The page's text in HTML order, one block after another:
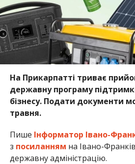
На Прикарпатті триває
державну програму
бізнесу. Подати документи
травня.
Пише Інформатор Івано-
з посиланням на Івано-
державну адміністрацію.